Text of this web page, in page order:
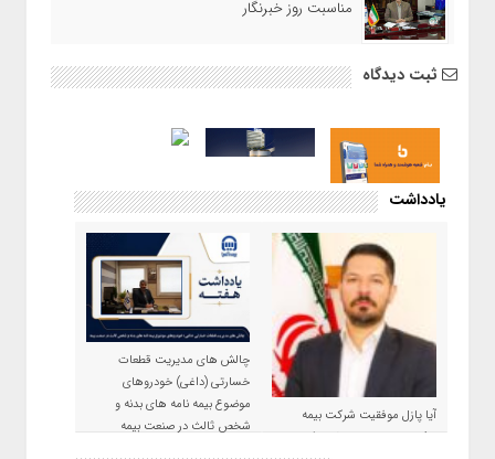
مناسبت روز خبرنگار
ثبت دیدگاه
یادداشت
آیا پازل موفقیت شرکت بیمه
حکمت صبا در سال ۱۴۰۵ کامل می
چالش های مدیریت قطعات
خسارتی (داغی) خودروهای
موضوع بیمه نامه های بدنه و
شخص ثالث در صنعت بیمه